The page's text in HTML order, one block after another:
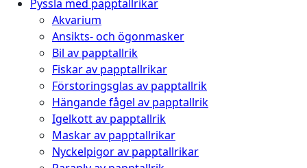
Pyssla med papptallrikar
Akvarium
Ansikts- och ögonmasker
Bil av papptallrik
Fiskar av papptallrikar
Förstoringsglas av papptallrik
Hängande fågel av papptallrik
Igelkott av papptallrik
Maskar av papptallrikar
Nyckelpigor av papptallrikar